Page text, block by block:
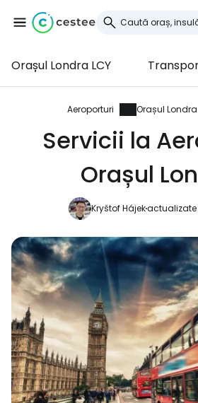
Orașul Londra LCY
Aeroporturi Orașul Londra
Servicii la
Orașul
Kryštof Hájekactualizate
Conectați-vă
Cestee
... comunitatea mondială a
Continuați cu
Continuați cu
Continuați cu e-